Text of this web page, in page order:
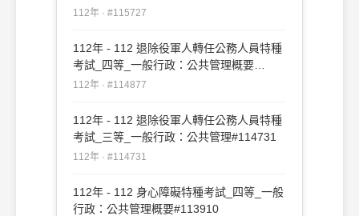
112年 · #115727
112年 - 112 退除役軍人轉任公務人員特種
考試_四等_一般行政：公共管理概要
#114877
112年 · #114877
112年 - 112 退除役軍人轉任公務人員特種
考試_三等_一般行政：公共管理#114731
112年 · #114731
112年 - 112 身心障礙特種考試_四等_一般
行政：公共管理概要#113910